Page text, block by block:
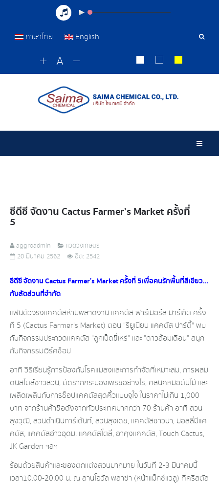
เครื่อ
ภาษาไทย English
ซีดีซี จัดงาน Cactus Farmer’s Market ครั้งที่
5
aggroadmin
แวดวงเกษตร
20 มีนาคม 2562
ฮิต: 2542
ซีดีซี จัดงาน Cactus Farmer’s Market ครั้งที่ 5 เพื่อคนรักพื้นที่สีเขียว…
กับสัดส่วนที่จำกัด
แฟนตัวจริงแคคตัสห้ามพลาดงาน แคคตัส ฟาร์เมอร์ส มาร์เก็ต ครั้ง
ที่ 5 (Cactus Farmer's Market) ตอน "รียูเนี่ยน แคคตัส ปาร์ตี้" พบ
กับกิจกรรมประกวดแคคตัส "ลูกเป็ดขี้เหร่" และ "ดาวล้อมเดือน" สนุก
กับกิจกรรมเวิร์คช็อป
อาทิ วิธีเรียนรู้การป้องกันโรคแมลงและการกำจัดที่เหมาะสม, การผสม
ดินสไตล์ชาวสวน, ตัดรากกระบองเพรชอย่างไร, คลินิคหมอต้นไม้ และ
เพลิดเพลินกับการช็อปแคคตัสสุดคิ้วแบบจุใจ ในราคาไม่เกิน 1,000
บาท จากร้านค้าชื่อดังจากทั่วประเทศมากกว่า 70 ร้านค้า อาทิ สวน
ลุงวุฒิ, สวนดำเนินการ์เด้นท์, สวนลุงเดช, แคคตัสชาวนา, มอลลี่มีแค
คตัส, แคคตัสอ่าวอุดม, แคคตัสโตลี่, อาคุงแคคตัส, Touch Cactus,
JK Garden ฯลฯ
ร้อมด้วยสินค้าและของตกแต่งสวนมากมาย ในวันที่ 2-3 มีนาคมนี้
เวลา10.00-20.00 น. ณ ลานโอวัล พลาซ่า (หน้าแม็กซ์แวลู) ที่คริสตัล